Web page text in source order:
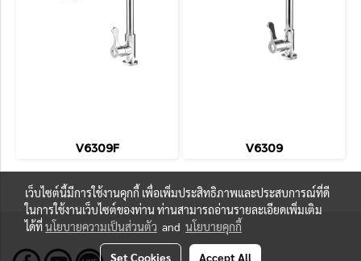
V6309F V6309
เว็บไซต์นี้มีการใช้งานคุกกี้ เพื่อเพิ่มประสิทธิภาพและประสบการณ์ที่ดี
ในการใช้งานเว็บไซต์ของท่าน ท่านสามารถอ่านรายละเอียดเพิ่มเติม
ได้ที่นโยบายความเป็นส่วนตัว and นโยบายคุกกี้
Set Cookies Accept All